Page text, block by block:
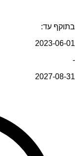
בתוקף עד:
2023-06-01
-
2027-08-31